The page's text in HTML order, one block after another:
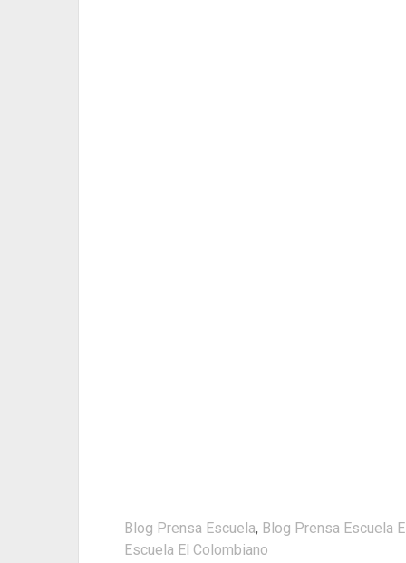
Blog Prensa Escuela, Blog Prensa Escuela
Escuela El Colombiano